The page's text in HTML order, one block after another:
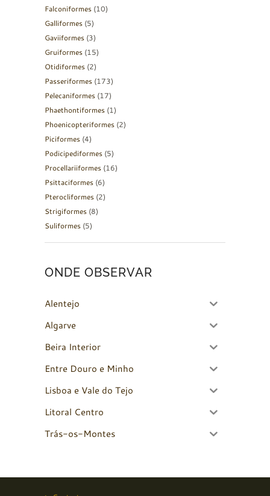
Falconiformes (10)
Galliformes (5)
Gaviiformes (3)
Gruiformes (15)
Otidiformes (2)
Passeriformes (173)
Pelecaniformes (17)
Phaethontiformes (1)
Phoenicopteriformes (2)
Piciformes (4)
Podicipediformes (5)
Procellariiformes (16)
Psittaciformes (6)
Pterocliformes (2)
Strigiformes (8)
Suliformes (5)
ONDE OBSERVAR
Alentejo
Algarve
Beira Interior
Entre Douro e Minho
Lisboa e Vale do Tejo
Litoral Centro
Trás-os-Montes